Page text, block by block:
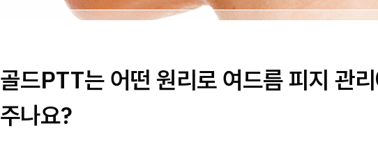
골드PTT는 어떤 원리로 여드름 피지 관
주나요?